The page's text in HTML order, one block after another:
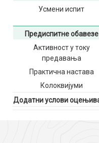
Усмени испит
Предиспитне обавезе
Активност у току
предавања
Практична настава
Колоквијуми
Додатни услови